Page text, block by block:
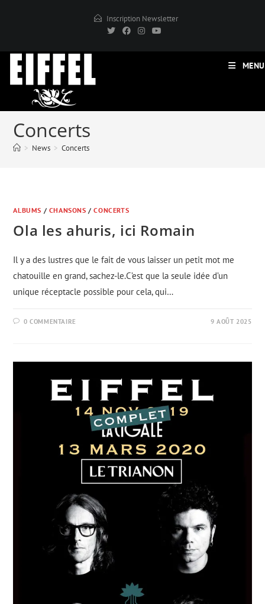
Inscription Newsletter
MENU
Concerts
> News > Concerts
ALBUMS / CHANSONS /CONCERTS
Ola les ahuris, ici Romain
Il y a des lustres que le fait de vous laisser un petit mot me
chatouille en grand, sachez-le.C’est que la seule idée d’un
unique réceptacle possible pour cela, qui…
0 COMMENTAIRE 9 AOÛT 2025